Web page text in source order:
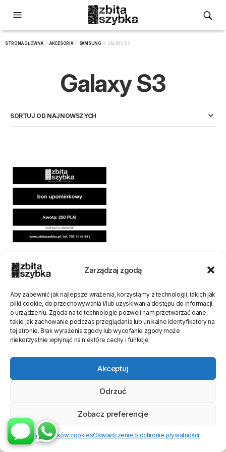
Zarządzaj zgodą
Aby zapewnić jak najlepsze wrażenia, korzystamy z technologii, takich jak
pliki cookie, do przechowywania i/lub uzyskiwania dostępu do informacji
o urządzeniu. Zgoda na te technologie pozwoli nam przetwarzać dane,
takie jak zachowanie podczas przeglądania lub unikalne identyfikatory na
tej stronie. Brak wyrażenia zgody lub wycofanie zgody może
niekorzystnie wpłynąć na niektóre cechy i funkcje.
Akceptuj
Odrzuć
Zobacz preferencje
Polityka plików cookiesOświadczenie o ochronie prywatności
STRONA GŁÓWNA/ AKCESORIA/ SAMSUNG/ GALAXY S3
Galaxy S3
usługi ZbitaSzybka.pl
50,00